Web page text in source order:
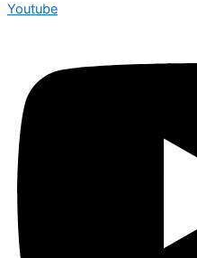
Youtube